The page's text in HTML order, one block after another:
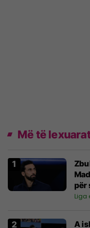
Më të
për
Liga
A